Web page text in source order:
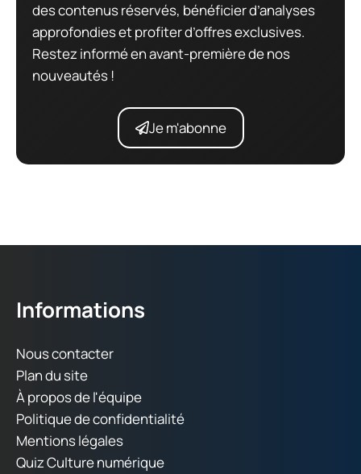
des contenus réservés, bénéficier d’analyses
approfondies et profiter d’offres exclusives.
Restez informé en avant-première de nos
nouveautés !
Je m'abonne
Informations
Nous contacter
Plan du site
À propos de l'équipe
Politique de confidentialité
Mentions légales
Quiz Culture numérique